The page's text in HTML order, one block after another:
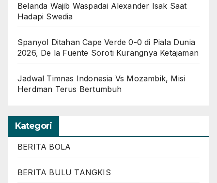
Belanda Wajib Waspadai Alexander Isak Saat
Hadapi Swedia
Spanyol Ditahan Cape Verde 0-0 di Piala Dunia
2026, De la Fuente Soroti Kurangnya Ketajaman
Jadwal Timnas Indonesia Vs Mozambik, Misi
Herdman Terus Bertumbuh
Kategori
BERITA BOLA
BERITA BULU TANGKIS